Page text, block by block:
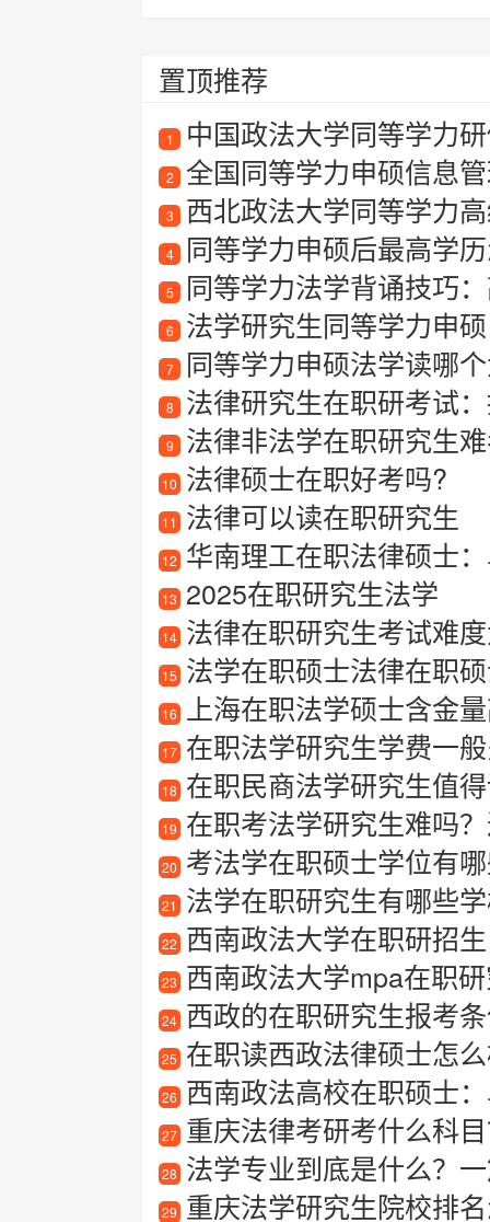
置顶推荐
1 中国政法大学同等学力
2 全国同等学力申硕信息
3 西北政法大学同等学力
4 同等学力申硕后最高学
5 同等学力法学背诵技巧
6 法学研究生同等学力申硕
7 同等学力申硕法学读哪
8 法律研究生在职研考试：
9 法律非法学在职研究生
10 法律硕士在职好考吗?
11 法律可以读在职研究生
12 华南理工在职法律硕士
13 2025在职研究生法学
14 法律在职研究生考试难
15 法学在职硕士法律在职
16 上海在职法学硕士含金
17 在职法学研究生学费一
18 在职民商法学研究生值
19 在职考法学研究生难吗
20 考法学在职硕士学位有哪
21 法学在职研究生有哪些
22 西南政法大学在职研招生
23 西南政法大学mpa在职
24 西政的在职研究生报考
25 在职读西政法律硕士怎
26 西南政法高校在职硕士
27 重庆法律考研考什么科
28 法学专业到底是什么？
29 重庆法学研究生院校排名